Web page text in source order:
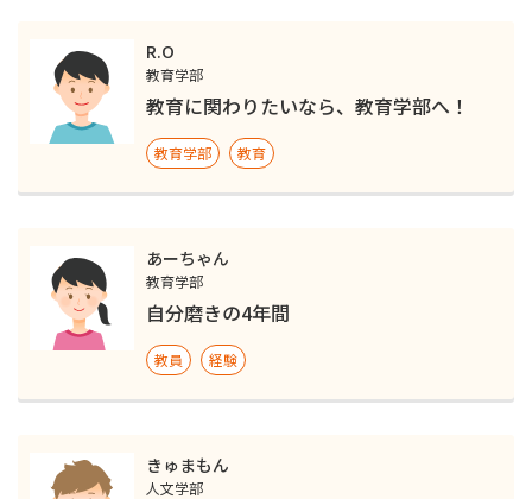
R.O
教育学部
教育に関わりたいなら、教育学部へ！
教育学部 教育
あーちゃん
教育学部
自分磨きの4年間
教員 経験
きゅまもん
人文学部